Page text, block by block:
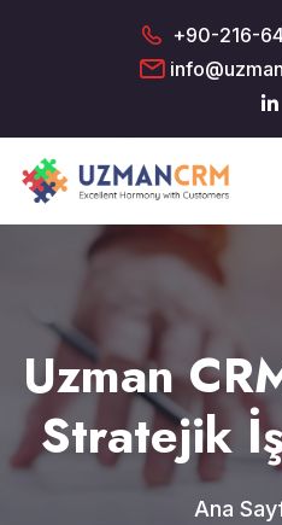
+90-216-
Uzman
Stratejik
Ana